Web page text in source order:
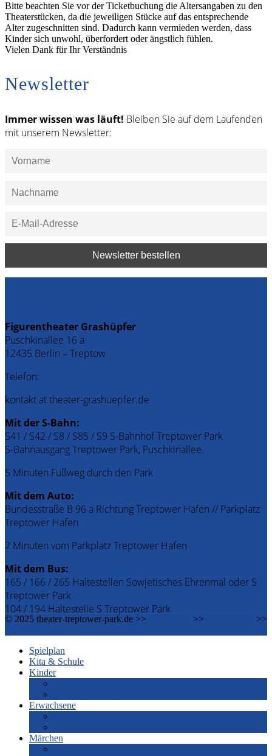
Bitte beachten Sie vor der Ticketbuchung die Altersangaben zu den
Theaterstücken, da die jeweiligen Stücke auf das entsprechende
Alter zugeschnitten sind. Dadurch kann vermieden werden, dass
Kinder sich unwohl, überfordert oder ängstlich fühlen.
Vielen Dank für Ihr Verständnis
Newsletter
Immer wissen was läuft! Bleiben Sie auf dem Laufenden
mit unserem Newsletter:
Figurentheater Grashüpfer
Puschkinallee 16 a
12435 Berlin – Treptow
Telefon:
kontakt at theater-grashuepfer.de
Mit der S-Bahn:
S41 / S42 / S8 / S85 / S9 S-Bahnhof Treptower Park
S-Bahnausgang Treptower Park, Puschkinallee.
5 Minuten Fußweg durch den Park
Mit dem Auto:
Bundesstraße B 96 a Richtung Treptower Hafen // Parkplatz
Treptower Hafen
2 Minuten vom Parkplatz Treptower Hafen
Mit dem Bus:
165 / 166 / 265 Haltestellen Sowjetisches Ehrenmal oder S
Treptower Park
104 / 194 Haltestelle S Treptower Park
© 2025 theater-treptower-park.de >> >>
>>
Spielplan
Kita & Schule
Kinder
Erwachsene
Märchen